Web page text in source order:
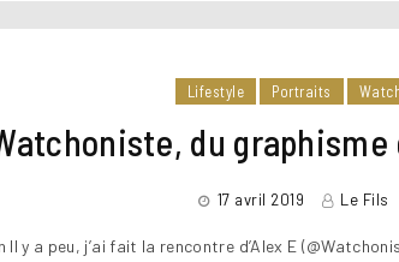
Lifestyle Portraits
du
17 avril 2019 Le Fils
Il y a peu, j’ai fait la rencontre d’Alex E